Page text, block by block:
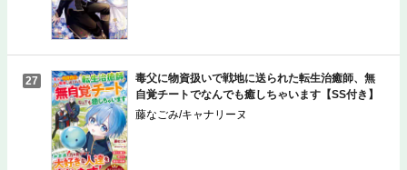
27
毒父に物資扱いで戦地に送られた転生治癒師、無
自覚チートでなんでも癒しちゃいます【SS付き】
藤なごみ/キャナリーヌ